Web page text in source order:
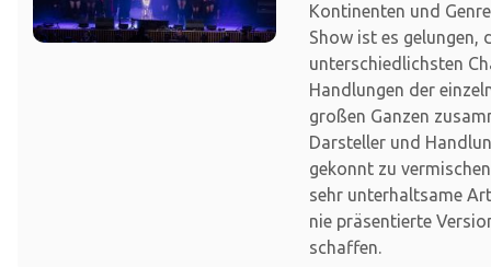
Kontinenten und
Show ist es gelungen,
unterschiedlichsten
Handlungen der
großen Ganzen
Darsteller und
gekonnt zu
sehr unterhaltsame
nie präsentierte
schaffen.